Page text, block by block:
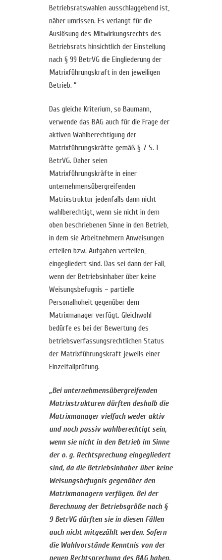
Betriebsratswahlen ausschlaggebend ist,
näher umrissen. Es verlangt für die
Auslösung des Mitwirkungsrechts des
Betriebsrats hinsichtlich der Einstellung
nach § 99 BetrVG die Eingliederung der
Matrixführungskraft in den jeweiligen
Betrieb. “
Das gleiche Kriterium, so Baumann,
verwende das BAG auch für die Frage der
aktiven Wahlberechtigung der
Matrixführungskräfte gemäß § 7 S. 1
BetrVG. Daher seien
Matrixführungskräfte in einer
unternehmensübergreifenden
Matrixstruktur jedenfalls dann nicht
wahlberechtigt, wenn sie nicht in dem
oben beschriebenen Sinne in den Betrieb,
in dem sie Arbeitnehmern Anweisungen
erteilen bzw. Aufgaben verteilen,
eingegliedert sind. Das sei dann der Fall,
wenn der Betriebsinhaber über keine
Weisungsbefugnis – partielle
Personalhoheit gegenüber dem
Matrixmanager verfügt. Gleichwohl
bedürfe es bei der Bewertung des
betriebsverfassungsrechtlichen Status
der Matrixführungskraft jeweils einer
Einzelfallprüfung.
„Bei unternehmensübergreifenden
Matrixstrukturen dürften deshalb die
Matrixmanager vielfach weder aktiv
und noch passiv wahlberechtigt sein,
wenn sie nicht in den Betrieb im Sinne
der o. g. Rechtsprechung eingegliedert
sind, da die Betriebsinhaber über keine
Weisungsbefugnis gegenüber den
Matrixmanagern verfügen. Bei der
Berechnung der Betriebsgröße nach §
9 BetrVG dürften sie in diesen Fällen
auch nicht mitgezählt werden. Sofern
die Wahlvorstände Kenntnis von der
neuen Rechtsprechung des BAG haben,